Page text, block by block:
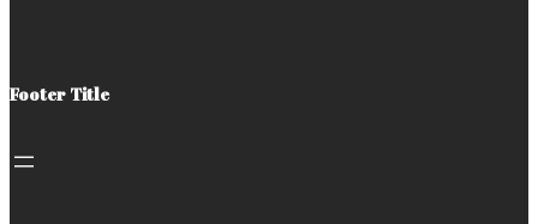
Footer Title